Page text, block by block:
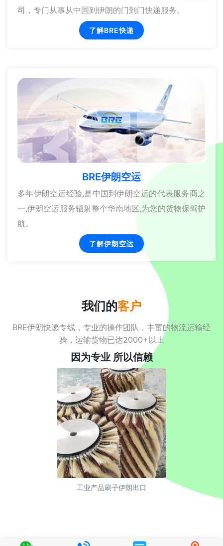
司，专门从事从中国到伊朗的门到门快递服务。
了解BRE快递
BRE伊朗空运
多年伊朗空运经验,是中国到伊朗空运的代表服务商之
一,伊朗空运服务辐射整个华南地区,为您的货物保驾护
航。
了解伊朗空运
我们的客户
BRE伊朗快递专线，专业的操作团队，丰富的物流运输经
验，运输货物已达2000+以上
因为专业 所以信赖
工业产品刷子伊朗出口